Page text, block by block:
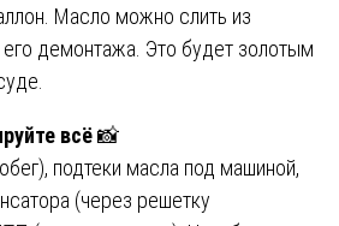
Масло можно слить из
демонтажа. Это будет золотым
всё📸
подтеки масла под машиной,
(через решетку